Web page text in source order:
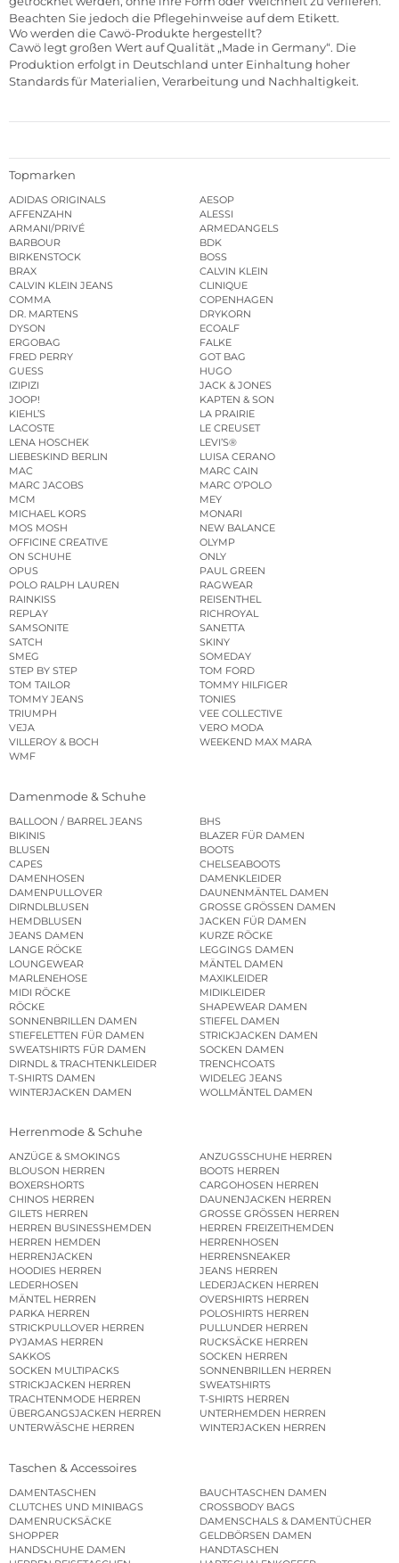
Beachten Sie jedoch die Pflegehinweise auf dem Etikett.
Wo werden die Cawö-Produkte hergestellt?
Cawö legt großen Wert auf Qualität „Made in Germany“. Die
Produktion erfolgt in Deutschland unter Einhaltung hoher
Standards für Materialien, Verarbeitung und Nachhaltigkeit.
Topmarken
ADIDAS ORIGINALS
AESOP
AFFENZAHN
ALESSI
ARMANI/PRIVÉ
ARMEDANGELS
BARBOUR
BDK
BIRKENSTOCK
BOSS
BRAX
CALVIN KLEIN
CALVIN KLEIN JEANS
CLINIQUE
COMMA
COPENHAGEN
DR. MARTENS
DRYKORN
DYSON
ECOALF
ERGOBAG
FALKE
FRED PERRY
GOT BAG
GUESS
HUGO
IZIPIZI
JACK & JONES
JOOP!
KAPTEN & SON
KIEHL’S
LA PRAIRIE
LACOSTE
LE CREUSET
LENA HOSCHEK
LEVI’S®
LIEBESKIND BERLIN
LUISA CERANO
MAC
MARC CAIN
MARC JACOBS
MARC O’POLO
MCM
MEY
MICHAEL KORS
MONARI
MOS MOSH
NEW BALANCE
OFFICINE CREATIVE
OLYMP
ON SCHUHE
ONLY
OPUS
PAUL GREEN
POLO RALPH LAUREN
RAGWEAR
RAINKISS
REISENTHEL
REPLAY
RICHROYAL
SAMSONITE
SANETTA
SATCH
SKINY
SMEG
SOMEDAY
STEP BY STEP
TOM FORD
TOM TAILOR
TOMMY HILFIGER
TOMMY JEANS
TONIES
TRIUMPH
VEE COLLECTIVE
VEJA
VERO MODA
VILLEROY & BOCH
WEEKEND MAX MARA
WMF
Damenmode & Schuhe
BALLOON / BARREL JEANS
BHS
BIKINIS
BLAZER FÜR DAMEN
BLUSEN
BOOTS
CAPES
CHELSEABOOTS
DAMENHOSEN
DAMENKLEIDER
DAMENPULLOVER
DAUNENMÄNTEL DAMEN
DIRNDLBLUSEN
GROSSE GRÖSSEN DAMEN
HEMDBLUSEN
JACKEN FÜR DAMEN
JEANS DAMEN
KURZE RÖCKE
LANGE RÖCKE
LEGGINGS DAMEN
LOUNGEWEAR
MÄNTEL DAMEN
MARLENEHOSE
MAXIKLEIDER
MIDI RÖCKE
MIDIKLEIDER
RÖCKE
SHAPEWEAR DAMEN
SONNENBRILLEN DAMEN
STIEFEL DAMEN
STIEFELETTEN FÜR DAMEN
STRICKJACKEN DAMEN
SWEATSHIRTS FÜR DAMEN
SOCKEN DAMEN
DIRNDL & TRACHTENKLEIDER
TRENCHCOATS
T-SHIRTS DAMEN
WIDELEG JEANS
WINTERJACKEN DAMEN
WOLLMÄNTEL DAMEN
Herrenmode & Schuhe
ANZÜGE & SMOKINGS
ANZUGSSCHUHE HERREN
BLOUSON HERREN
BOOTS HERREN
BOXERSHORTS
CARGOHOSEN HERREN
CHINOS HERREN
DAUNENJACKEN HERREN
GILETS HERREN
GROSSE GRÖSSEN HERREN
HERREN BUSINESSHEMDEN
HERREN FREIZEITHEMDEN
HERREN HEMDEN
HERRENHOSEN
HERRENJACKEN
HERRENSNEAKER
HOODIES HERREN
JEANS HERREN
LEDERHOSEN
LEDERJACKEN HERREN
MÄNTEL HERREN
OVERSHIRTS HERREN
PARKA HERREN
POLOSHIRTS HERREN
STRICKPULLOVER HERREN
PULLUNDER HERREN
PYJAMAS HERREN
RUCKSÄCKE HERREN
SAKKOS
SOCKEN HERREN
SOCKEN MULTIPACKS
SONNENBRILLEN HERREN
STRICKJACKEN HERREN
SWEATSHIRTS
TRACHTENMODE HERREN
T-SHIRTS HERREN
ÜBERGANGSJACKEN HERREN
UNTERHEMDEN HERREN
UNTERWÄSCHE HERREN
WINTERJACKEN HERREN
Taschen & Accessoires
DAMENTASCHEN
BAUCHTASCHEN DAMEN
CLUTCHES UND MINIBAGS
CROSSBODY BAGS
DAMENRUCKSÄCKE
DAMENSCHALS & DAMENTÜCHER
SHOPPER
GELDBÖRSEN DAMEN
HANDSCHUHE DAMEN
HANDTASCHEN